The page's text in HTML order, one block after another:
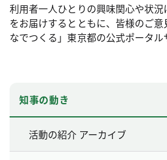
利用者一人ひとりの興味関心や状
をお届けするとともに、皆様のご
なでつくる」東京都の公式ポータル
知事の動き
活動の紹介 アーカイブ